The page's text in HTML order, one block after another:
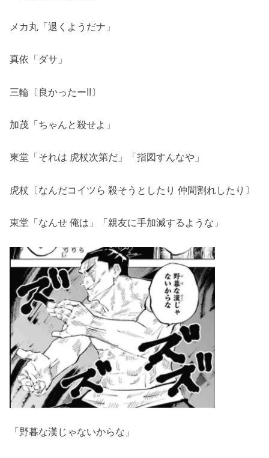
メカ丸「退くようだナ」
真依「ダサ」
三輪〔良かったー!!〕
加茂「ちゃんと殺せよ」
東堂「それは 虎杖次第だ」「指図すんなや」
虎杖〔なんだコイツら 殺そうとしたり 仲間割れしたり〕
東堂「なんせ 俺は」「親友に手加減するような」
「野暮な漢じゃないからな」